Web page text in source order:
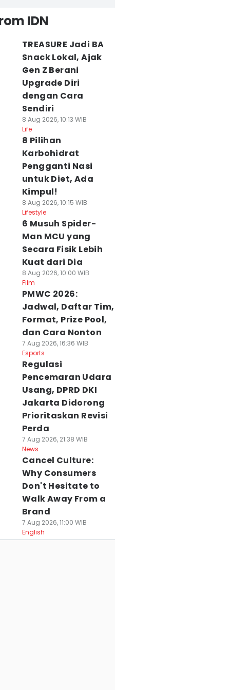
IDN
TREASURE Jadi BA
Snack Lokal, Ajak
Gen Z Berani
Upgrade Diri
dengan Cara
Sendiri
8 Aug 2026, 10:13 WIB
Life
8 Pilihan
Karbohidrat
Pengganti Nasi
untuk Diet, Ada
Kimpul!
8 Aug 2026, 10:15 WIB
Lifestyle
6 Musuh Spider-
Man MCU yang
Secara Fisik Lebih
Kuat dari Dia
8 Aug 2026, 10:00 WIB
Film
PMWC 2026:
Jadwal, Daftar Tim,
Format, Prize Pool,
dan Cara Nonton
7 Aug 2026, 16:36 WIB
Esports
Regulasi
Pencemaran Udara
Usang, DPRD DKI
Jakarta Didorong
Prioritaskan Revisi
Perda
7 Aug 2026, 21:38 WIB
News
Cancel Culture:
Why Consumers
Don't Hesitate to
Walk Away From a
Brand
7 Aug 2026, 11:00 WIB
English